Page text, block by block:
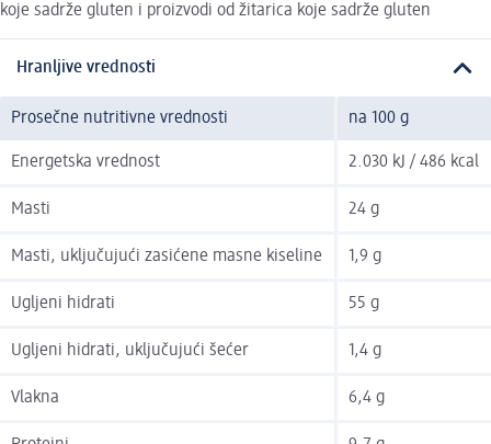
koje sadrže gluten i proizvodi od žitarica koje sadrže gluten
Hranljive vrednosti
Prosečne nutritivne vrednosti na 100 g
Energetska vrednost 2.030 kJ / 486 kcal
Masti 24 g
Masti, uključujući zasićene masne kiseline 1,9 g
Ugljeni hidrati 55 g
Ugljeni hidrati, uključujući šećer 1,4 g
Vlakna 6,4 g